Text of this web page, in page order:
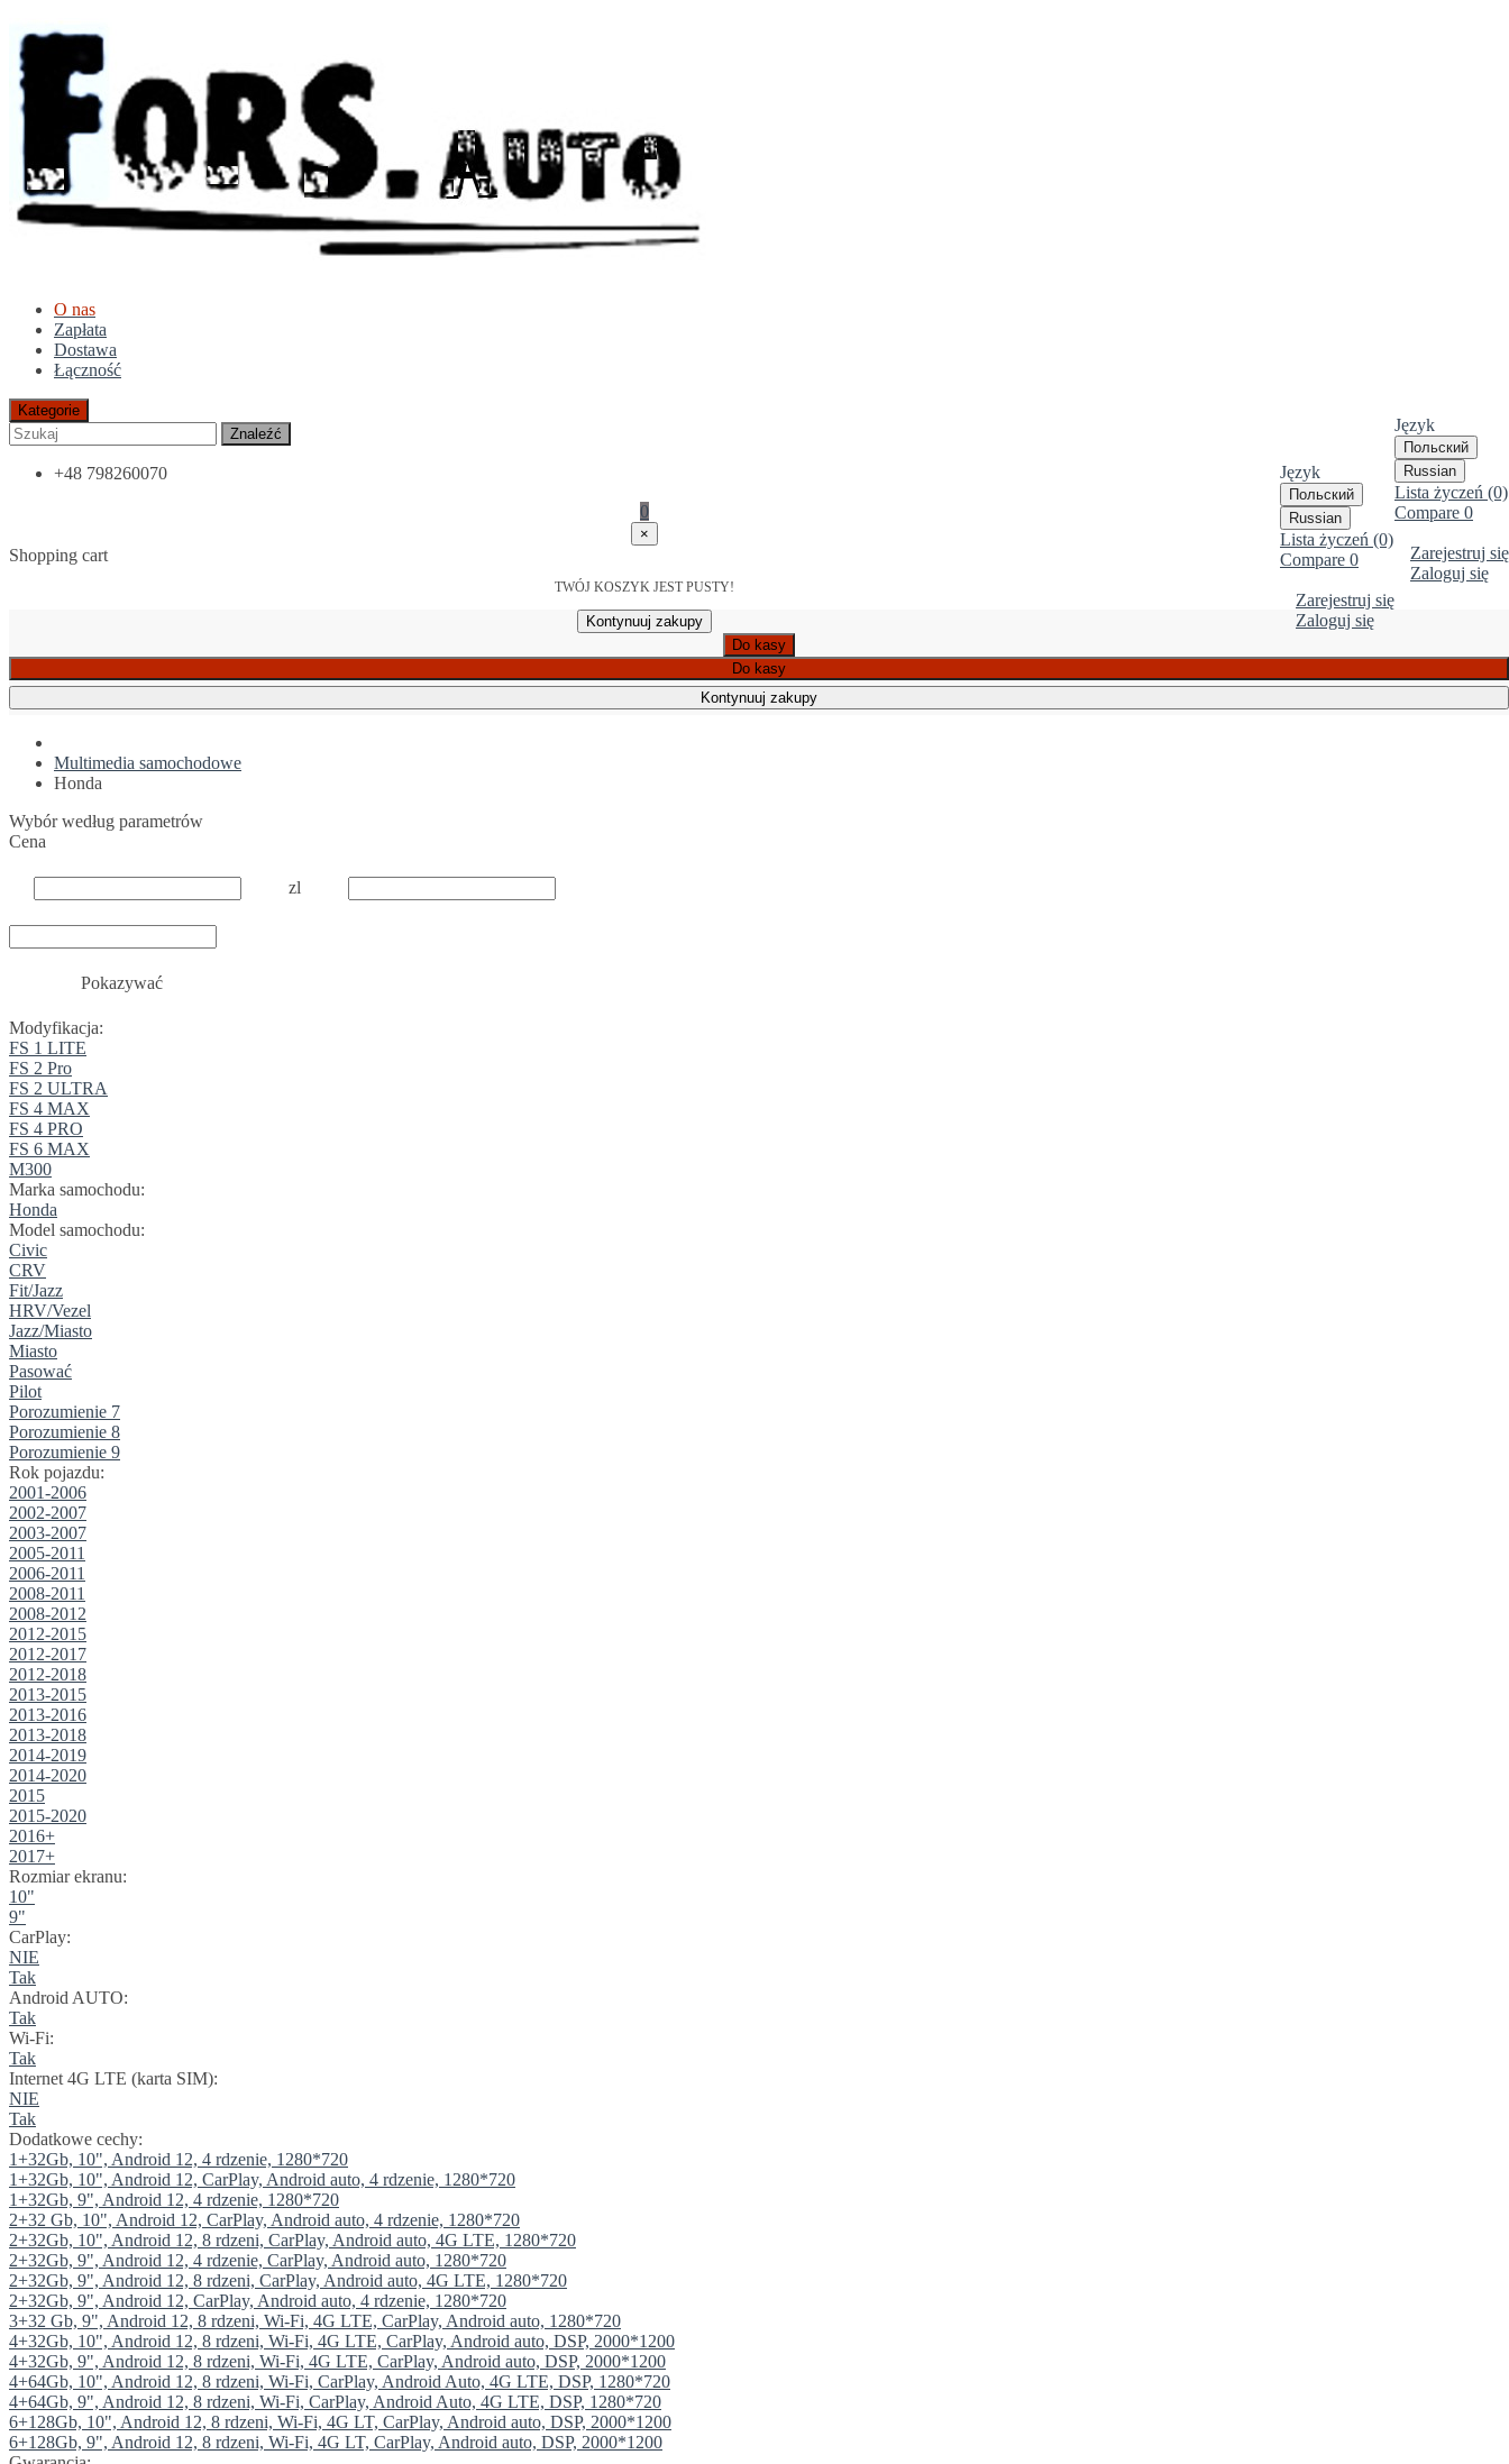
O nas
Zapłata
Dostawa
Łączność
Język
Польский
Russian
Lista życzeń (0)
Compare 0
Zarejestruj się
Zaloguj się
Kategorie
Znaleźć
Język
Польский
Russian
Lista życzeń (0)
Compare 0
Zarejestruj się
Zaloguj się
+48 798260070
0
×
Shopping cart
TWÓJ KOSZYK JEST PUSTY!
Kontynuuj zakupy
Do kasy
Do kasy
Kontynuuj zakupy
Multimedia samochodowe
Honda
Wybór według parametrów
Cena
zl
Pokazywać
Modyfikacja:
FS 1 LITE
FS 2 Pro
FS 2 ULTRA
FS 4 MAX
FS 4 PRO
FS 6 MAX
M300
Marka samochodu:
Honda
Model samochodu:
Civic
CRV
Fit/Jazz
HRV/Vezel
Jazz/Miasto
Miasto
Pasować
Pilot
Porozumienie 7
Porozumienie 8
Porozumienie 9
Rok pojazdu:
2001-2006
2002-2007
2003-2007
2005-2011
2006-2011
2008-2011
2008-2012
2012-2015
2012-2017
2012-2018
2013-2015
2013-2016
2013-2018
2014-2019
2014-2020
2015
2015-2020
2016+
2017+
Rozmiar ekranu:
10"
9"
CarPlay:
NIE
Tak
Android AUTO:
Tak
Wi-Fi:
Tak
Internet 4G LTE (karta SIM):
NIE
Tak
Dodatkowe cechy:
1+32Gb, 10", Android 12, 4 rdzenie, 1280*720
1+32Gb, 10", Android 12, CarPlay, Android auto, 4 rdzenie, 1280*720
1+32Gb, 9", Android 12, 4 rdzenie, 1280*720
2+32 Gb, 10", Android 12, CarPlay, Android auto, 4 rdzenie, 1280*720
2+32Gb, 10", Android 12, 8 rdzeni, CarPlay, Android auto, 4G LTE, 1280*720
2+32Gb, 9", Android 12, 4 rdzenie, CarPlay, Android auto, 1280*720
2+32Gb, 9", Android 12, 8 rdzeni, CarPlay, Android auto, 4G LTE, 1280*720
2+32Gb, 9", Android 12, CarPlay, Android auto, 4 rdzenie, 1280*720
3+32 Gb, 9", Android 12, 8 rdzeni, Wi-Fi, 4G LTE, CarPlay, Android auto, 1280*720
4+32Gb, 10", Android 12, 8 rdzeni, Wi-Fi, 4G LTE, CarPlay, Android auto, DSP, 2000*1200
4+32Gb, 9", Android 12, 8 rdzeni, Wi-Fi, 4G LTE, CarPlay, Android auto, DSP, 2000*1200
4+64Gb, 10", Android 12, 8 rdzeni, Wi-Fi, CarPlay, Android Auto, 4G LTE, DSP, 1280*720
4+64Gb, 9", Android 12, 8 rdzeni, Wi-Fi, CarPlay, Android Auto, 4G LTE, DSP, 1280*720
6+128Gb, 10", Android 12, 8 rdzeni, Wi-Fi, 4G LT, CarPlay, Android auto, DSP, 2000*1200
6+128Gb, 9", Android 12, 8 rdzeni, Wi-Fi, 4G LT, CarPlay, Android auto, DSP, 2000*1200